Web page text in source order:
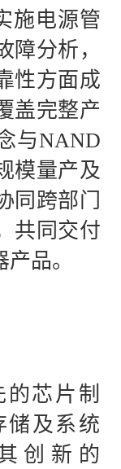
施电源管
分析，
性方面成
盖完整产
与NAND
模量产及
跨部门
共同交付
品。
芯片制
储及系统
创新的